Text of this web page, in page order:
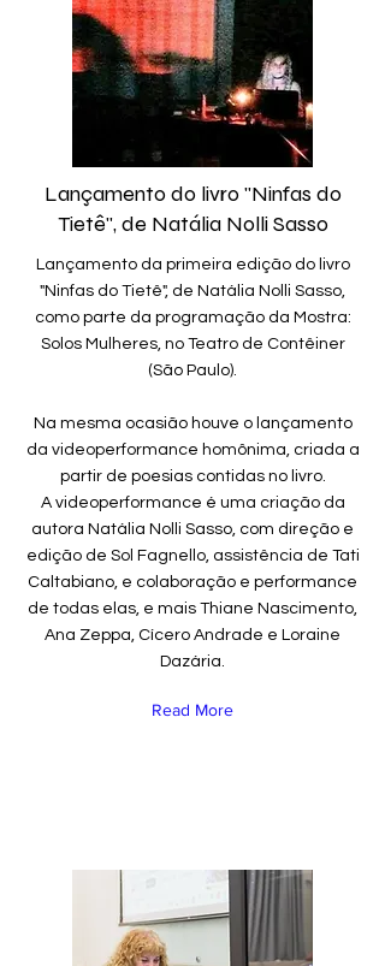
Lançamento do livro "Ninfas do
Tietê", de Natália Nolli Sasso
Lançamento da primeira edição do livro
"Ninfas do Tietê", de Natália Nolli Sasso,
como parte da programação da Mostra:
Solos Mulheres, no Teatro de Contêiner
(São Paulo).
Na mesma ocasião houve o lançamento
da videoperformance homônima, criada a
partir de poesias contidas no livro.
A videoperformance é uma criação da
autora Natália Nolli Sasso, com direção e
edição de Sol Fagnello, assistência de Tati
Caltabiano, e colaboração e performance
de todas elas, e mais Thiane Nascimento,
Ana Zeppa, Cícero Andrade e Loraine
Dazária.
Read More